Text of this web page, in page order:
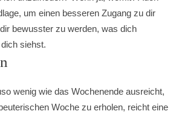
um einen besseren Zugang zu dir
bewusster zu werden, was dich
siehst.
wenig wie das Wochenende ausreicht,
Woche zu erholen, reicht eine